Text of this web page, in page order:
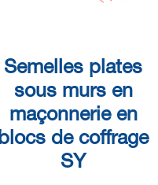
Semelles plates
sous murs en
maçonnerie en
blocs de coffrage
SY